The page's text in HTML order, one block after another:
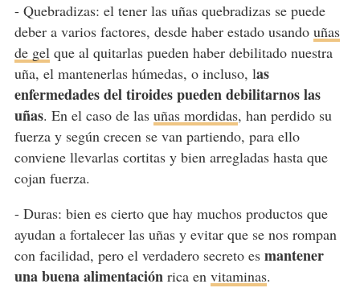
- Quebradizas: el tener las uñas quebradizas se puede
deber a varios factores, desde haber estado usando uñas
de gelque al quitarlas pueden haber debilitado nuestra
uña, el mantenerlas húmedas, o incluso, las
enfermedades del tiroides pueden debilitarnos las
uñas. En el caso de las uñas mordidas, han perdido su
fuerza y según crecen se van partiendo, para ello
conviene llevarlas cortitas y bien arregladas hasta que
cojan fuerza.
- Duras: bien es cierto que hay muchos productos que
ayudan a fortalecer las uñas y evitar que se nos rompan
con facilidad, pero el verdadero secreto es mantener
una buena alimentaciónrica en vitaminas.